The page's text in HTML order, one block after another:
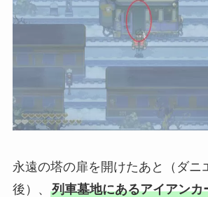
永遠の塔の扉を開けたあと（ダニ
後）
、 列車墓地にあるアイアンカ